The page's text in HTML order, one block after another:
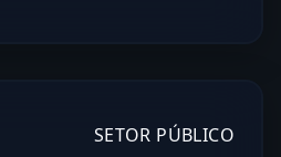
SETOR PÚBLICO